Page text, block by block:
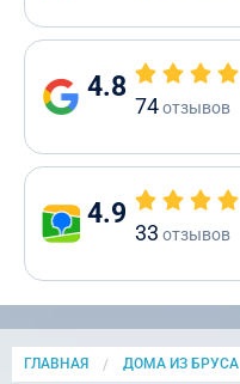
4.8
74отзывов
4.9
33 отзывов
ГЛАВНАЯ ДОМА ИЗ БРУСА